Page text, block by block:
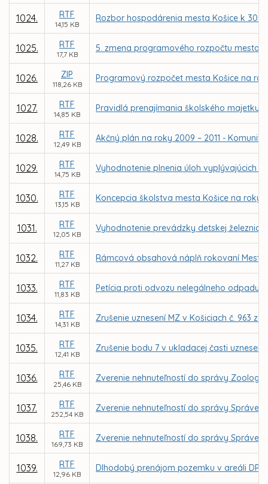
1024. RTF
14,15 KB
Rozbor hospodárenia mesta Košice k
1025. RTF
17,7 KB
5. zmena programového rozpočtu mesta
1026. ZIP
118,26 KB
Programový rozpočet mesta Košice na
1027. RTF
14,85 KB
Pravidlá prenajímania školského majetku
1028. RTF
12,49 KB
Akčný plán na roky 2009 – 2011 -
1029. RTF
14,75 KB
Vyhodnotenie plnenia úloh vyplývajúcich
1030. RTF
13,15 KB
Koncepcia školstva mesta Košice na roky
1031. RTF
12,05 KB
Vyhodnotenie prevádzky detskej železnice
1032. RTF
11,27 KB
Rámcová obsahová náplň rokovaní
1033. RTF
11,83 KB
Petícia proti odvozu nelegálneho odpadu z
1034. RTF
14,31 KB
Zrušenie uznesení MZ v Košiciach č. 963
1035. RTF
12,41 KB
Zrušenie bodu 7 v ukladacej časti
1036. RTF
25,46 KB
Zverenie nehnuteľností do správy
1037. RTF
252,54 KB
Zverenie nehnuteľností do správy Správe
1038. RTF
169,73 KB
Zverenie nehnuteľností do správy Správe
1039. RTF
12,96 KB
Dlhodobý prenájom pozemku v areáli